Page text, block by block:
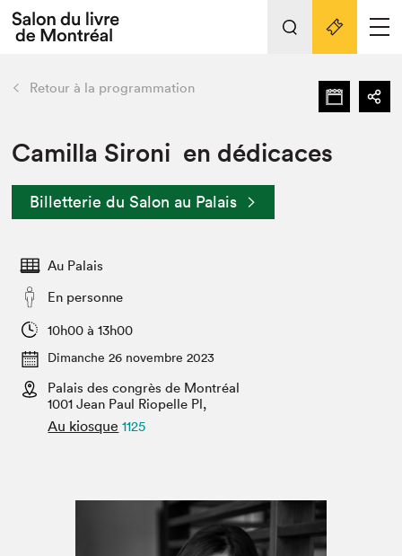
Espace exposant⋅e⋅s
Espace enseignant·e·s
Espace médias
L'événement
Préparer sa visite au Salon
Actualités
SLM PRO
retour Nos activités
Préparer sa visite
Salon dans la ville et en ligne
Projets partenaires
Liens pratiques
Retour à la programmation
Camilla Sironi en dédicaces
Billetterie du Salon au Palais
Au Palais
En personne
10h00 à 13h00
Dimanche 26 novembre 2023
Palais des congrès de Montréal
1001 Jean Paul Riopelle Pl,
Au kiosque 1125